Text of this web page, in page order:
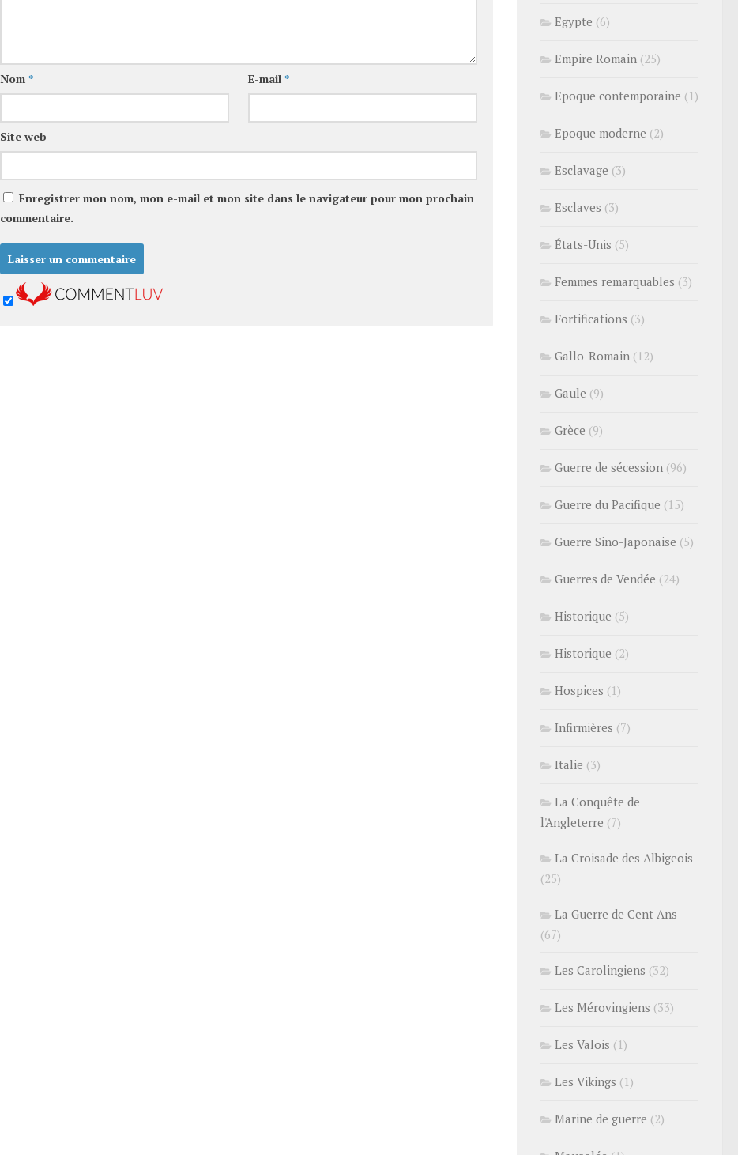
Nom * E-mail *
Site web
Enregistrer mon nom, mon e-mail et mon site dans le navigateur pour mon prochain
commentaire.
Egypte (6)
Empire Romain (25)
Epoque contemporaine (1)
Epoque moderne (2)
Esclavage (3)
Esclaves (3)
États-Unis (5)
Femmes remarquables (3)
Fortifications (3)
Gallo-Romain (12)
Gaule (9)
Grèce (9)
Guerre de sécession (96)
Guerre du Pacifique (15)
Guerre Sino-Japonaise (5)
Guerres de Vendée (24)
Historique (5)
Historique (2)
Hospices (1)
Infirmières (7)
Italie (3)
La Conquête de
l'Angleterre (7)
La Croisade des Albigeois
(25)
La Guerre de Cent Ans
(67)
Les Carolingiens (32)
Les Mérovingiens (33)
Les Valois (1)
Les Vikings (1)
Marine de guerre (2)